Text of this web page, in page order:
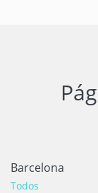
Barcelona
Todos